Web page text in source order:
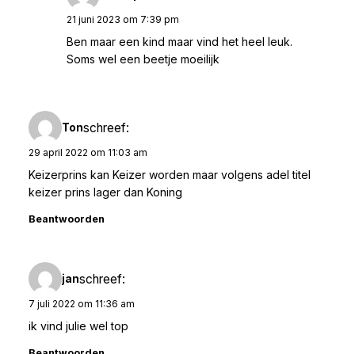
21 juni 2023 om 7:39 pm
Ben maar een kind maar vind het heel leuk.
Soms wel een beetje moeilijk
Tonschreef:
29 april 2022 om 11:03 am
Keizerprins kan Keizer worden maar volgens adel titel
keizer prins lager dan Koning
Beantwoorden
janschreef:
7 juli 2022 om 11:36 am
ik vind julie wel top